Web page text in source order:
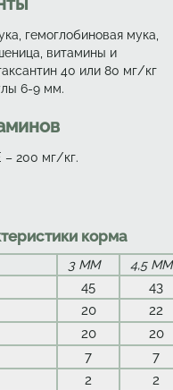
гемоглобиновая мука,
витамины и
40 или 80 мг/кг
6-9 мм.
200 мг/кг.
корма
3 ММ 4,5 ММ
45
43
20
22
20
20
7
7
2
2